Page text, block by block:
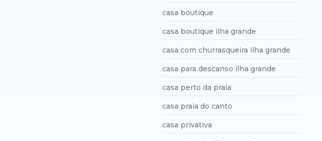
casa boutique
casa boutique ilha grande
casa com churrasqueira ilha grande
casa para descanso ilha grande
casa perto da praia
casa praia do canto
casa privativa